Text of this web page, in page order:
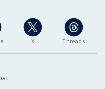
X Threads